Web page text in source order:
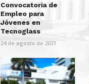
Convocatoria de
Empleo para
Jóvenes en
Tecnoglass
24 de agosto de 2021